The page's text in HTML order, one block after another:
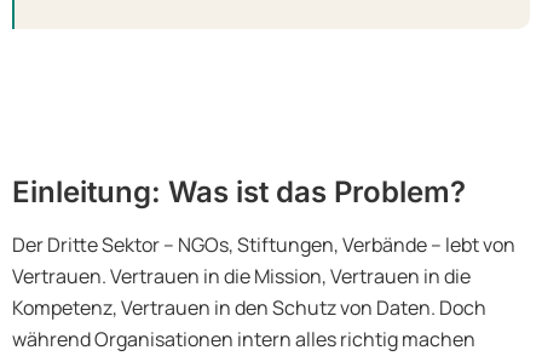
Einleitung: Was ist das Problem?
Der Dritte Sektor – NGOs, Stiftungen, Verbände – lebt von
Vertrauen. Vertrauen in die Mission, Vertrauen in die
Kompetenz, Vertrauen in den Schutz von Daten. Doch
während Organisationen intern alles richtig machen